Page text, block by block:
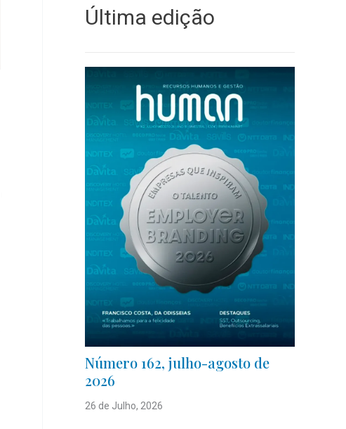
Última edição
Número 162, julho-agosto de
2026
26 de Julho, 2026